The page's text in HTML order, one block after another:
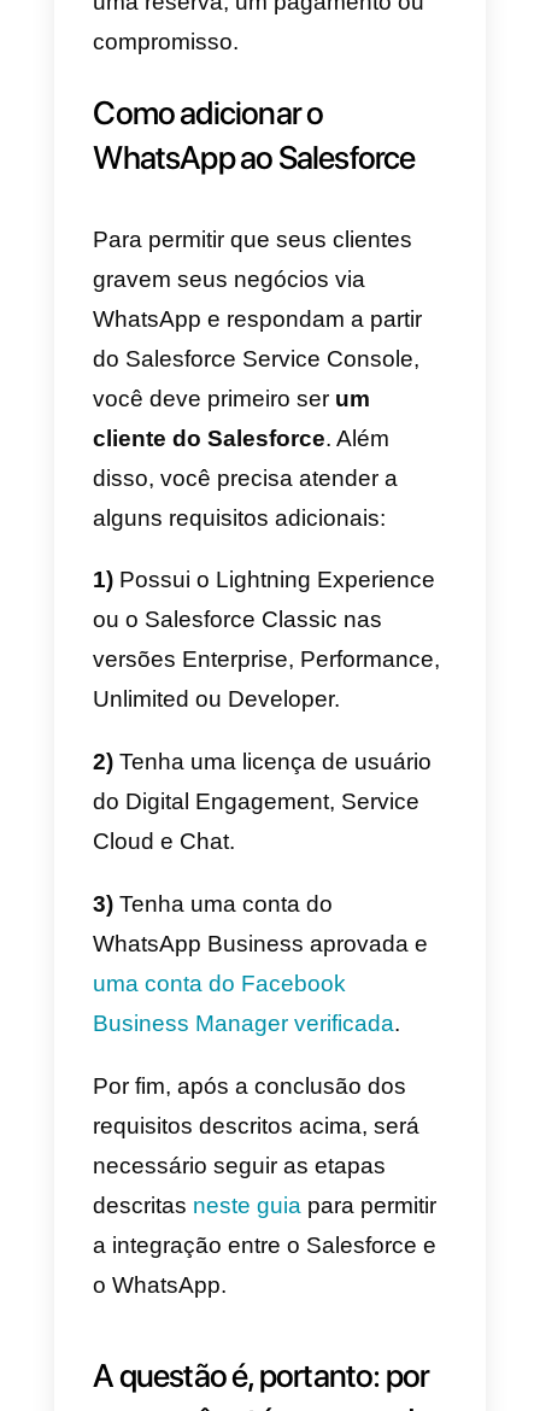
poderão gerenciar a solicitação
Console, com a possível
integração dos bots Einstein.
2)Enviando para as
de contato pré-aprovadas pelo
WhatsAppe apenas de acordo
com os usos permitidos
(principalmente relacionados à
necessidade de entrar em
resolver um problema relatado
anteriormente ou para fornecer
atualizações sobre um pedido,
compromisso.
WhatsApp ao Salesforce
Para permitir que seus clientes
gravem seus negócios via
WhatsApp e respondam a partir
do Salesforce Service Console,
você deve primeiro ser
cliente do Salesforce
alguns requisitos adicionais: